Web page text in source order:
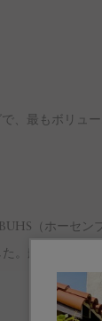
、最もボリュ
（ホーセ
。船のアンカ